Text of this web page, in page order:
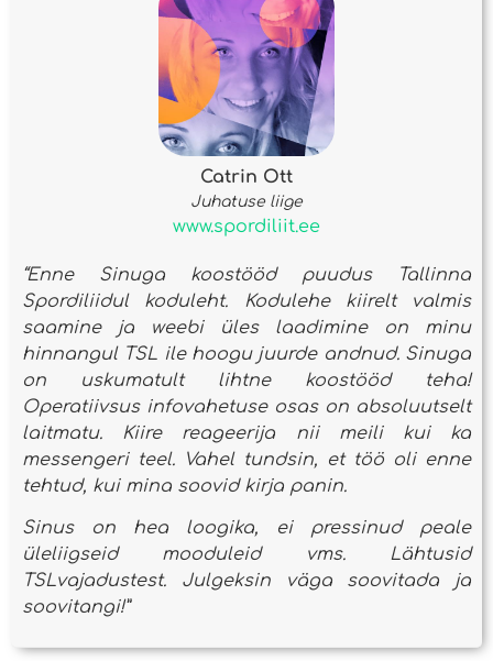
Catrin Ott
Juhatuse liige
www.spordiliit.ee
“Enne Sinuga koostööd puudus Tallinna
Spordiliidul koduleht. Kodulehe kiirelt valmis
saamine ja weebi üles laadimine on minu
hinnangul TSL ile hoogu juurde andnud. Sinuga
on uskumatult lihtne koostööd teha!
Operatiivsus infovahetuse osas on absoluutselt
laitmatu. Kiire reageerija nii meili kui ka
messengeri teel. Vahel tundsin, et töö oli enne
tehtud, kui mina soovid kirja panin.
Sinus on hea loogika, ei pressinud peale
üleliigseid mooduleid vms. Lähtusid
TSLvajadustest. Julgeksin väga soovitada ja
soovitangi!”